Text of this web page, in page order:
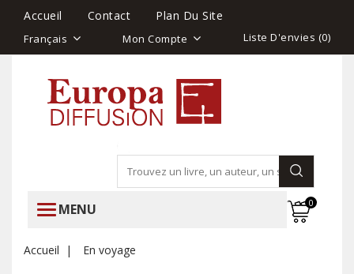
Accueil Contact Plan Du Site
Français Mon Compte Liste D'envies (0)
MENU 0
Accueil En voyage